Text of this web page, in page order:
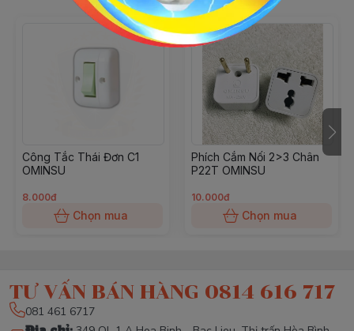
Công Tắc Thái Đơn C1
OMINSU
8.000đ
Chọn mua
Phích Cắm Nối 2>3 Chân
P22T OMINSU
10.000đ
Chọn mua
TƯ VẤN BÁN HÀNG 0814 616 717
081 461 6717